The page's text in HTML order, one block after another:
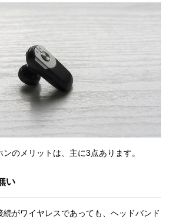
のメリットは、主に3点あります。
い
続がワイヤレスであっても、ヘッドバンド